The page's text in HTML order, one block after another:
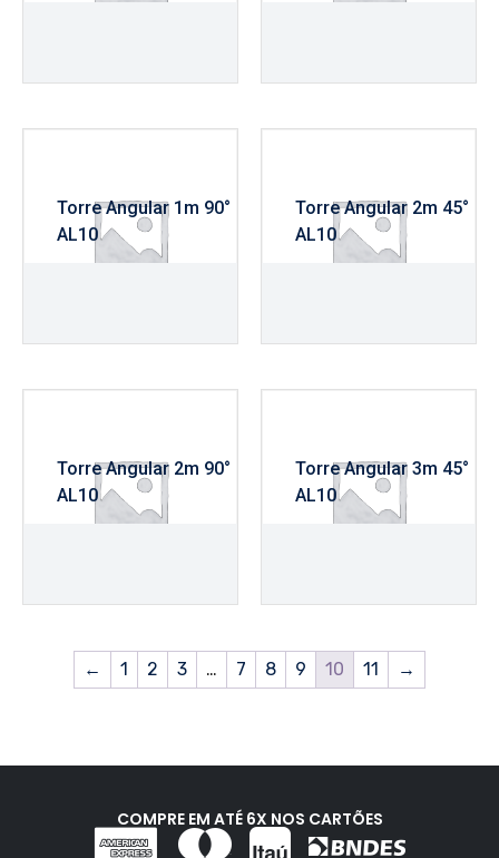
Torre Angular 1m 90°
AL10
Torre Angular 2m 45°
AL10
Torre Angular 2m 90°
AL10
Torre Angular 3m 45°
AL10
← 1 2 3 … 7 8 9 10 11 →
COMPRE EM ATÉ 6X NOS CARTÕES